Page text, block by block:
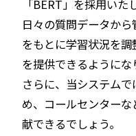
「BERT」を採用いた
日々の質問データか
をもとに学習状況を
を提供できるようにな
さらに、当システム
め、コールセンター
献できるでしょう。